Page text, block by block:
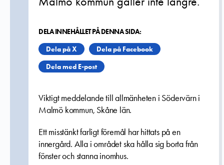
DELA INNEHÅLLET PÅ DENNA SIDA:
Dela på X
Dela på Facebook
Dela med E-post
Viktigt meddelande till allmänheten i Södervärn i
Malmö kommun, Skåne län.
Ett misstänkt farligt föremål har hittats på en
innergård. Alla i området ska hålla sig borta från
fönster och stanna inomhus.